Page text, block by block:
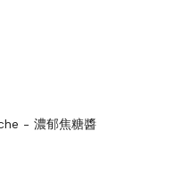
- 濃郁焦糖醬